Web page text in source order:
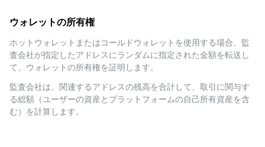
ウォレットの所有権
ホットウォレットまたはコールドウォレットを使用する場合、監
査会社が指定したアドレスにランダムに指定された金額を転送し
て、ウォレットの所有権を証明します。
監査会社は、関連するアドレスの残高を合計して、取引に関与す
る総額（ユーザーの資産とプラットフォームの自己所有資産を含
む）を計算します。